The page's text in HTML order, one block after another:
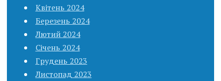
Квітень 2024
Березень 2024
Лютий 2024
Січень 2024
Грудень 2023
Листопад 2023